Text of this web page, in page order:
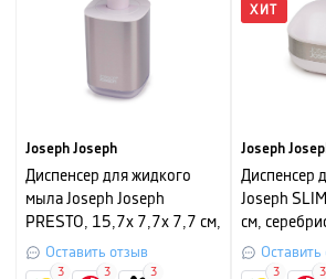
Joseph Joseph
Диспенсер для жидкого
мыла Joseph Joseph
PRESTO, 15,7х 7,7х 7,7 см,
серебристый с белым
Оставить отзыв
3 3 3
ХИТ
Joseph
Диспенсер
Joseph
см,
Оставить
3 3